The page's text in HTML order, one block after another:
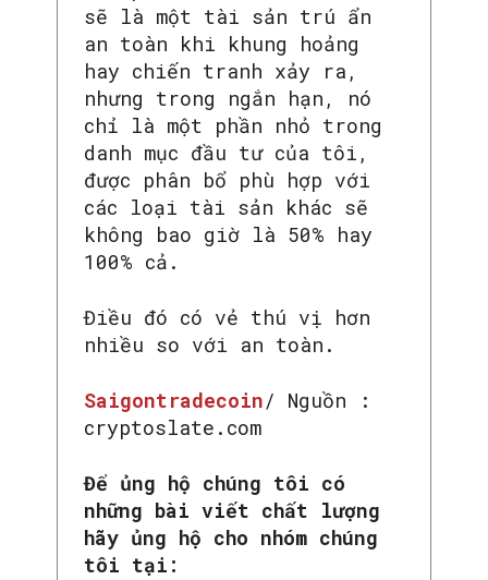
sẽ là một tài sản trú ẩn
an toàn khi khung hoảng
hay chiến tranh xảy ra,
nhưng trong ngắn hạn, nó
chỉ là một phần nhỏ trong
danh mục đầu tư của tôi,
được phân bổ phù hợp với
các loại tài sản khác sẽ
không bao giờ là 50% hay
100% cả.
Điều đó có vẻ thú vị hơn
nhiều so với an toàn.
Saigontradecoin/ Nguồn :
cryptoslate.com
Để ủng hộ chúng tôi có
những bài viết chất lượng
hãy ủng hộ cho nhóm chúng
tôi tại: